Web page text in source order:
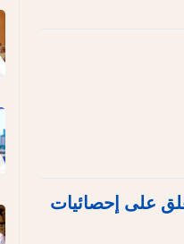
على إحصائيات